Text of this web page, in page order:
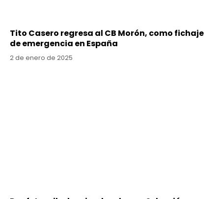
Tito Casero regresa al CB Morón, como fichaje
de emergencia en España
2 de enero de 2025